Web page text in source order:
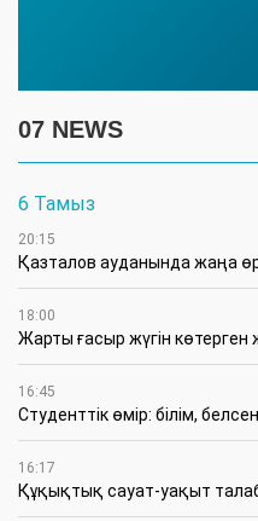
07 NEWS
6 Тамыз
20:15
Қазталов ауданында жаңа
18:00
Жарты ғасыр жүгін көтерген
16:45
Студенттік өмір: білім,
16:17
Құқықтық сауат-уақыт